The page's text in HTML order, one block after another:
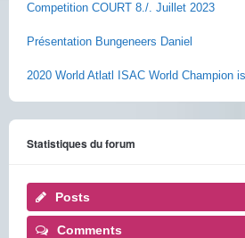
Competition COURT 8./. Juillet 2023
Présentation Bungeneers Daniel
2020 World Atlatl ISAC World Champion
Statistiques du forum
Posts
Comments